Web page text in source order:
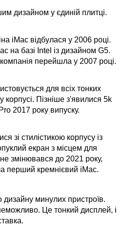
дизайном у єдиній плитці.
iMac відбулася у 2006 році.
на базі Intel із дизайном G5.
перейшла у 2007 році.
для всіх тонких
корпусі. Пізніше з'явилися 5k
2017 року випуску.
зі стилістикою корпусу із
екран з місцем для
змінювався до 2021 року,
перший кремнієвий iMac.
дизайну минулих пристроїв.
Це тонкий дисплей, і